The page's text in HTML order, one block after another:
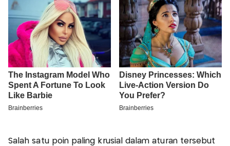
Salah satu poin paling krusial dalam aturan tersebut